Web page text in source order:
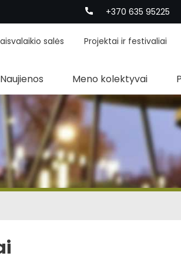
+370 635 95225
salės Projektai ir festivaliai
Naujienos Meno kolektyvai